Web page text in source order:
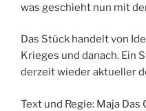
was geschieht nun mit
Das Stück handelt von
Krieges und danach. Ein
derzeit wieder aktueller
Text und Regie: Maja Das